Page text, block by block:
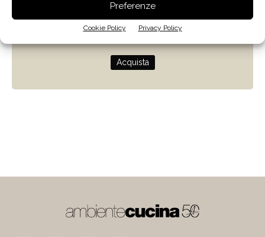
Preferenze
Cookie Policy Privacy Policy
Progettare con la luce naturale
di Giulio Camiz
Acquista